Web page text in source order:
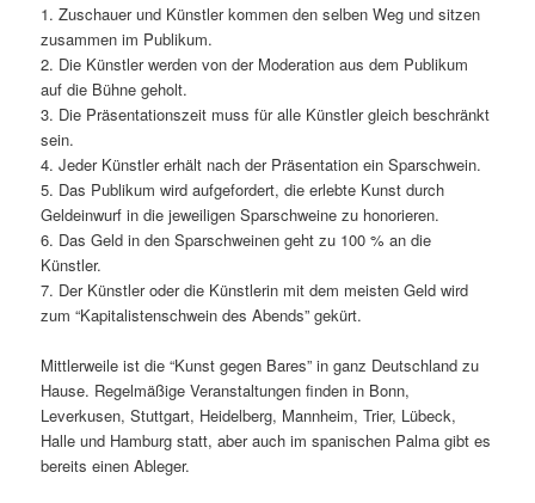
1. Zuschauer und Künstler kommen den selben Weg und sitzen
zusammen im Publikum.
2. Die Künstler werden von der Moderation aus dem Publikum
auf die Bühne geholt.
3. Die Präsentationszeit muss für alle Künstler gleich beschränkt
sein.
4. Jeder Künstler erhält nach der Präsentation ein Sparschwein.
5. Das Publikum wird aufgefordert, die erlebte Kunst durch
Geldeinwurf in die jeweiligen Sparschweine zu honorieren.
6. Das Geld in den Sparschweinen geht zu 100 % an die
Künstler.
7. Der Künstler oder die Künstlerin mit dem meisten Geld wird
zum “Kapitalistenschwein des Abends” gekürt.
Mittlerweile ist die “Kunst gegen Bares” in ganz Deutschland zu
Hause. Regelmäßige Veranstaltungen finden in Bonn,
Leverkusen, Stuttgart, Heidelberg, Mannheim, Trier, Lübeck,
Halle und Hamburg statt, aber auch im spanischen Palma gibt es
bereits einen Ableger.